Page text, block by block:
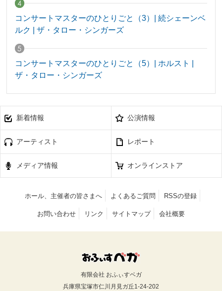
コンサートマスターのひとりごと（3）| 続シェーンベ
ルク | ザ・タロー・シンガーズ
コンサートマスターのひとりごと（5）| ホルスト |
ザ・タロー・シンガーズ
新着情報 公演情報
アーティスト レポート
メディア情報 オンラインストア
ホール、主催者の皆さまへ よくあるご質問 RSSの登録
お問い合わせ リンク サイトマップ 会社概要
有限会社 おふぃすベガ
兵庫県宝塚市仁川月見ガ丘1-24-202